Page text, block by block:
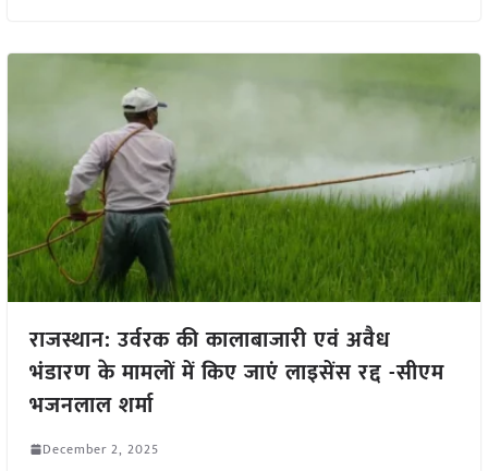
राजस्थान: उर्वरक की कालाबाजारी एवं अवैध
भंडारण के मामलों में किए जाएं लाइसेंस रद्द -सीएम
भजनलाल शर्मा
December 2, 2025